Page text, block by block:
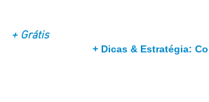
+ Grátis
+ Dicas & Estratégia: